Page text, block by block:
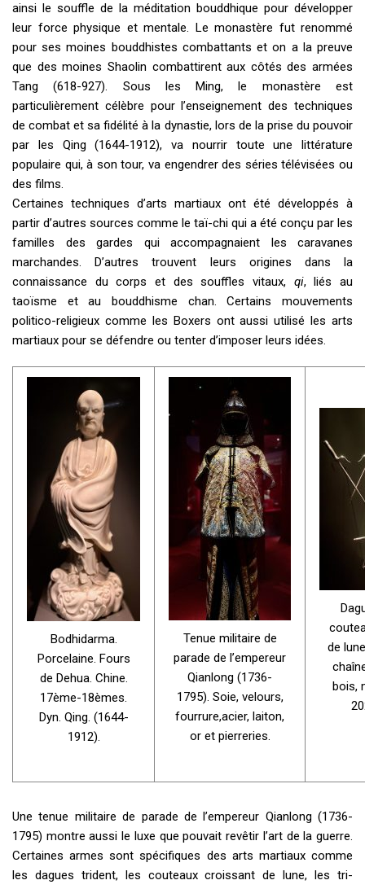
ainsi le souffle de la méditation bouddhique pour développer
leur force physique et mentale. Le monastère fut renommé
pour ses moines bouddhistes combattants et on a la preuve
que des moines Shaolin combattirent aux côtés des armées
Tang (618-927). Sous les Ming, le monastère est
particulièrement célèbre pour l’enseignement des techniques
de combat et sa fidélité à la dynastie, lors de la prise du pouvoir
par les Qing (1644-1912), va nourrir toute une littérature
populaire qui, à son tour, va engendrer des séries télévisées ou
des films.
Certaines techniques d’arts martiaux ont été développés à
partir d’autres sources comme le taï-chi qui a été conçu par les
familles des gardes qui accompagnaient les caravanes
marchandes. D’autres trouvent leurs origines dans la
connaissance du corps et des souffles vitaux, qi, liés au
taoïsme et au bouddhisme chan. Certains mouvements
politico-religieux comme les Boxers ont aussi utilisé les arts
martiaux pour se défendre ou tenter d’imposer leurs idées.
Bodhidarma.
Porcelaine. Fours
de Dehua. Chine.
17ème-18èmes.
Dyn. Qing. (1644-
1912).
Tenue militaire de
parade de l’empereur
Qianlong (1736-
1795). Soie, velours,
fourrure,acier, laiton,
or et pierreries.
de
bois,
Une tenue militaire de parade de l’empereur Qianlong (1736-
1795) montre aussi le luxe que pouvait revêtir l’art de la guerre.
Certaines armes sont spécifiques des arts martiaux comme
les dagues trident, les couteaux croissant de lune, les tri-